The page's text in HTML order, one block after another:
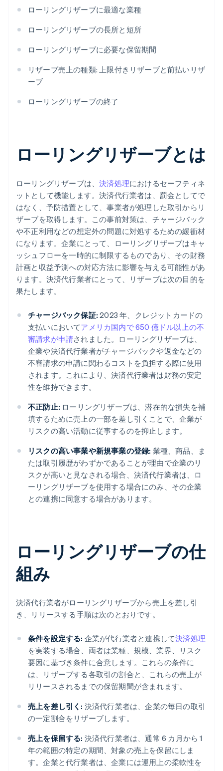
ローリングリザーブに最適な業種
ローリングリザーブの長所と短所
ローリングリザーブに必要な保留期間
リザーブ売上の種類: 上限付きリザーブと前払いリザ
ーブ
ローリングリザーブの終了
ローリングリザーブとは
ローリングリザーブは、決済処理におけるセーフティネ
ットとして機能します。決済代行業者は、罰金としてで
はなく、予防措置として、事業者が処理した取引からリ
ザーブを取得します。この事前対策は、チャージバック
や不正利用などの想定外の問題に対処するための緩衝材
になります。企業にとって、ローリングリザーブはキャ
ッシュフローを一時的に制限するものであり、その財務
計画と収益予測への対応方法に影響を与える可能性があ
ります。決済代行業者にとって、リザーブは次の目的を
果たします。
チャージバック保証: 2023 年、クレジットカードの
支払いにおいてアメリカ国内で 650 億ドル以上の不
審請求が申請されました。ローリングリザーブは、
企業や決済代行業者がチャージバックや返金などの
不審請求の申請に関わるコストを負担する際に使用
されます。これにより、決済代行業者は財務の安定
性を維持できます。
不正防止: ローリングリザーブは、潜在的な損失を補
填するために売上の一部を差し引くことで、企業が
リスクの高い活動に従事するのを抑止します。
リスクの高い事業や新規事業の登録: 業種、商品、ま
たは取引履歴がわずかであることが理由で企業のリ
スクが高いと見なされる場合、決済代行業者は、ロ
ーリングリザーブを使用する場合にのみ、その企業
との連携に同意する場合があります。
ローリングリザーブの仕
組み
決済代行業者がローリングリザーブから売上を差し引
き、リリースする手順は次のとおりです。
条件を設定する: 企業が代行業者と連携して決済処理
を実装する場合、両者は業種、規模、業界、リスク
要因に基づき条件に合意します。これらの条件に
は、リザーブする各取引の割合と、これらの売上が
リリースされるまでの保留期間が含まれます。
売上を差し引く: 決済代行業者は、企業の毎日の取引
の一定割合をリザーブします。
売上を保留する: 決済代行業者は、通常 6 カ月から 1
年の範囲の特定の期間、対象の売上を保留にしま
す。企業と代行業者は、企業には運用上の柔軟性を